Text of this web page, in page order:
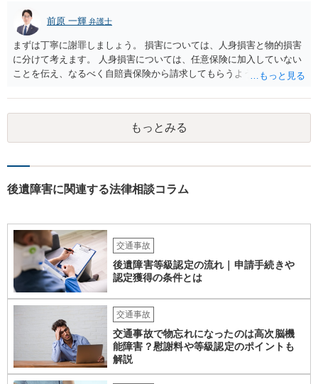
前原 一輝 弁護士
まずは丁寧に謝罪しましょう。 損害については、人身損害と物的損害
に分けて考えます。 人身損害については、任意保険に加入していない
ことを伝え、なるべく自賠責保険から請求してもらうようお願いして
願いしてください。 物的損害については、請求の根拠を精査する必要
があり、写真や見積書を送ってもらい、請求金額が正当化をちゃんと
チェックする必要があります。 相談者様の資力がどれだけあるのかは
分かりませんが、資力に応じた対応をして行くほかありません。 訴訟
ャラクターの問題もあるので、どうすればよいのかという正解はあり
合によっては交渉を任せた方がいいかもしれません。
もっとみる
後遺障害に関連する法律相談コラム
交通事故
後遺障害等級認定の流れ｜申請手続きや
認定獲得の条件とは
交通事故
交通事故で物忘れになったのは高次脳機
能障害？慰謝料や等級認定のポイントも
解説